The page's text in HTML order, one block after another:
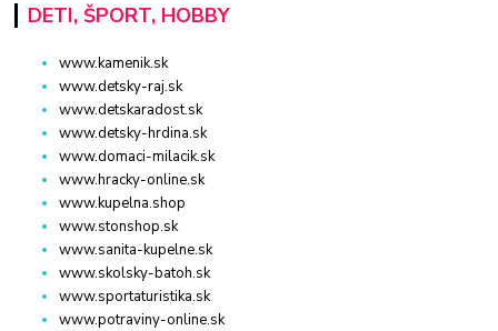
DETI, ŠPORT, HOBBY
www.kamenik.sk
www.detsky-raj.sk
www.detskaradost.sk
www.detsky-hrdina.sk
www.domaci-milacik.sk
www.hracky-online.sk
www.kupelna.shop
www.stonshop.sk
www.sanita-kupelne.sk
www.skolsky-batoh.sk
www.sportaturistika.sk
www.potraviny-online.sk